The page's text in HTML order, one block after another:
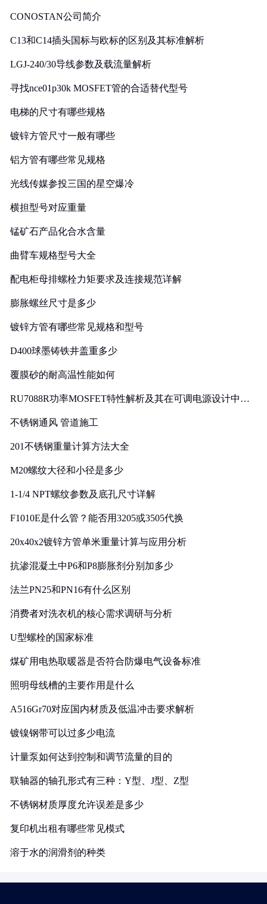
CONOSTAN公司简介
C13和C14插头国标与欧标的区别及其标准解析
LGJ-240/30导线参数及载流量解析
寻找nce01p30k MOSFET管的合适替代型号
电梯的尺寸有哪些规格
镀锌方管尺寸一般有哪些
铝方管有哪些常见规格
光线传媒参投三国的星空爆冷
横担型号对应重量
锰矿石产品化合水含量
曲臂车规格型号大全
配电柜母排螺栓力矩要求及连接规范详解
膨胀螺丝尺寸是多少
镀锌方管有哪些常见规格和型号
D400球墨铸铁井盖重多少
覆膜砂的耐高温性能如何
RU7088R功率MOSFET特性解析及其在可调电源设计中的
不锈钢通风 管道施工
201不锈钢重量计算方法大全
M20螺纹大径和小径是多少
1-1/4 NPT螺纹参数及底孔尺寸详解
F1010E是什么管？能否用3205或3505代换
20x40x2镀锌方管单米重量计算与应用分析
抗渗混凝土中P6和P8膨胀剂分别加多少
法兰PN25和PN16有什么区别
消费者对洗衣机的核心需求调研与分析
U型螺栓的国家标准
煤矿用电热取暖器是否符合防爆电气设备标准
照明母线槽的主要作用是什么
A516Gr70对应国内材质及低温冲击要求解析
镀镍钢带可以过多少电流
计量泵如何达到控制和调节流量的目的
联轴器的轴孔形式有三种：Y型、J型、Z型
不锈钢材质厚度允许误差是多少
复印机出租有哪些常见模式
溶于水的润滑剂的种类